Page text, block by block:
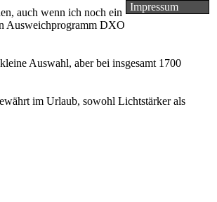
Impressum
auch wenn ich noch ein
Ausweichprogramm DXO
Auswahl, aber bei insgesamt 1700
im Urlaub, sowohl Lichtstärker als